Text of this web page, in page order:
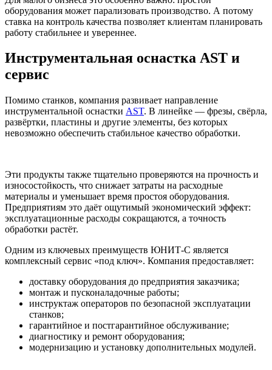
оборудования может парализовать производство. А потому
ставка на контроль качества позволяет клиентам планировать
работу стабильнее и увереннее.
Инструментальная оснастка AST и
сервис
Помимо станков, компания развивает направление
инструментальной оснастки AST. В линейке — фрезы, свёрла,
развёртки, пластины и другие элементы, без которых
невозможно обеспечить стабильное качество обработки.
Эти продукты также тщательно проверяются на прочность и
износостойкость, что снижает затраты на расходные
материалы и уменьшает время простоя оборудования.
Предприятиям это даёт ощутимый экономический эффект:
эксплуатационные расходы сокращаются, а точность
обработки растёт.
Одним из ключевых преимуществ ЮНИТ-С является
комплексный сервис «под ключ». Компания предоставляет:
доставку оборудования до предприятия заказчика;
монтаж и пусконаладочные работы;
инструктаж операторов по безопасной эксплуатации
станков;
гарантийное и постгарантийное обслуживание;
диагностику и ремонт оборудования;
модернизацию и установку дополнительных модулей.